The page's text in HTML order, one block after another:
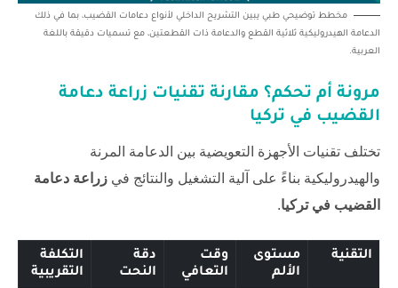
مخطط توضيحي طبي يبين التشريح الداخلي لأنواع دعامات القضيب، بما في ذلك
الدعامة الهيدروليكية ثلاثية القطع والدعامة ذات القطعتين، مع تسميات دقيقة باللغة
العربية.
مرونة أم تحكم؟ مقارنة تقنيات زراعة دعامة
القضيب في تركيا
تختلف تقنيات الأجهزة التعويضية بين الدعامة المرنة
والهيدروليكية بناءً على آلية التشغيل والنتائج في زراعة دعامة
القضيب في تركيا.
التقنية
مستوى
الألم
وقت
التعافي
دقة
النحت
التكلفة
التقريبية